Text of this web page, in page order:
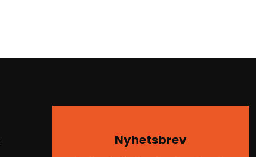
Nyhetsbrev